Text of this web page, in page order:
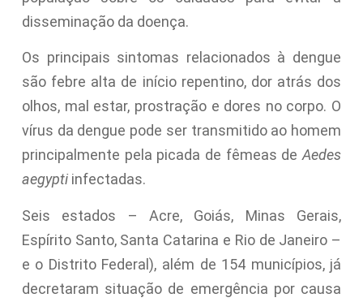
disseminação da doença.
Os principais sintomas relacionados à dengue
são febre alta de início repentino, dor atrás dos
olhos, mal estar, prostração e dores no corpo. O
vírus da dengue pode ser transmitido ao homem
principalmente pela picada de fêmeas deAedes
aegyptiinfectadas.
Seis estados – Acre, Goiás, Minas Gerais,
Espírito Santo, Santa Catarina e Rio de Janeiro –
e o Distrito Federal), além de 154 municípios, já
decretaram situação de emergência por causa